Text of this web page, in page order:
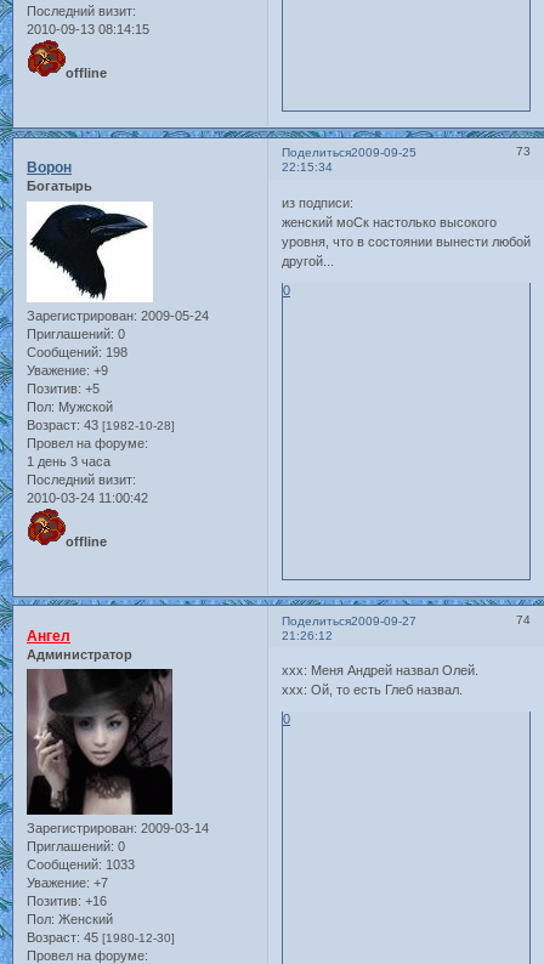
Последний визит:
2010-09-13 08:14:15
offline
Поделиться 73
2009-09-25
22:15:34
Ворон
Богатырь
Зарегистрирован: 2009-05-24
Приглашений: 0
Сообщений: 198
Уважение: +9
Позитив: +5
Пол: Мужской
Возраст: 43 [1982-10-28]
Провел на форуме:
1 день 3 часа
Последний визит:
2010-03-24 11:00:42
offline
из подписи:
женский моСк настолько высокого
уровня, что в состоянии вынести любой
другой...
0
Поделиться 74
2009-09-27
21:26:12
Ангел
Администратор
Зарегистрирован: 2009-03-14
Приглашений: 0
Сообщений: 1033
Уважение: +7
Позитив: +16
Пол: Женский
Возраст: 45 [1980-12-30]
Провел на форуме:
ххх: Меня Андрей назвал Олей.
ххх: Ой, то есть Глеб назвал.
0